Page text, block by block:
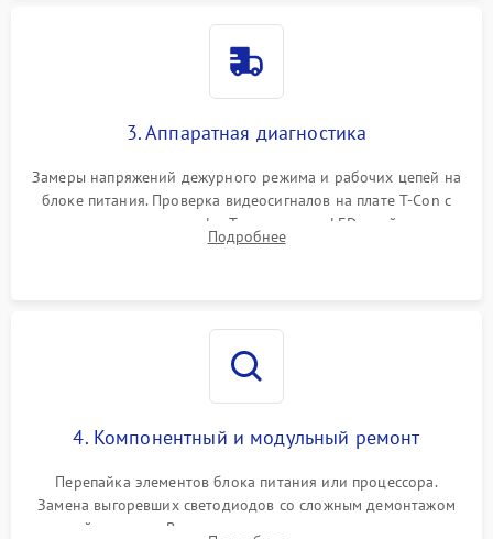
3. Аппаратная диагностика
Замеры напряжений дежурного режима и рабочих цепей на
блоке питания. Проверка видеосигналов на плате T-Con с
помощью осциллографа. Тестирование LED-драйвера и
светодиодных планок подсветки мультиметром.
Подробнее
4. Компонентный и модульный ремонт
Перепайка элементов блока питания или процессора.
Замена выгоревших светодиодов со сложным демонтажом
хрупкой матрицы. Восстановление поврежденных дорожек,